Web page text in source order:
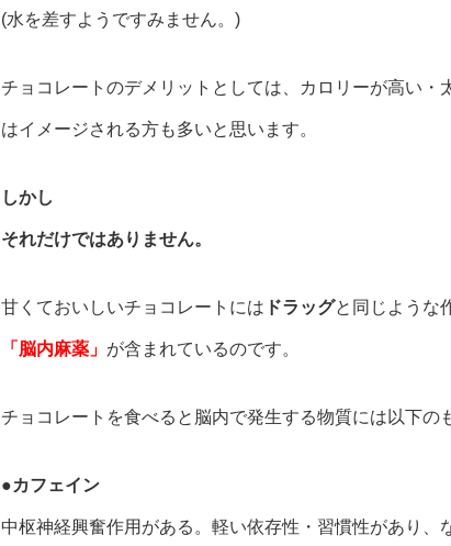
(水を差すようですみません。)
チョコレートのデメリットとしては、カロリーが高い・
はイメージされる方も多いと思います。
しかし
それだけではありません。
甘くておいしいチョコレートには ドラッグと同じような
「脳内麻薬」 が含まれているのです。
チョコレートを食べると脳内で発生する物質には以下の
●カフェイン
中枢神経興奮作用がある。軽い依存性・習慣性があり、